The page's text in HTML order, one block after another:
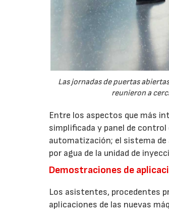
Las jornadas de puertas
reunieron a
Entre los aspectos que más
simplificada y panel de
automatización; el sistema
por agua de la unidad de
Demostraciones de
Los asistentes, procedentes
aplicaciones de las nuevas